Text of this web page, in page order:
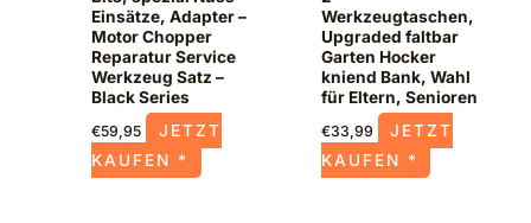
Einsätze, Adapter –
Motor Chopper
Reparatur Service
Werkzeug Satz –
Black Series
€59,95
JETZT
KAUFEN *
Werkzeugtaschen,
Upgraded faltbar
Garten Hocker
kniend Bank, Wahl
für Eltern, Senioren
€33,99
JETZT
KAUFEN *